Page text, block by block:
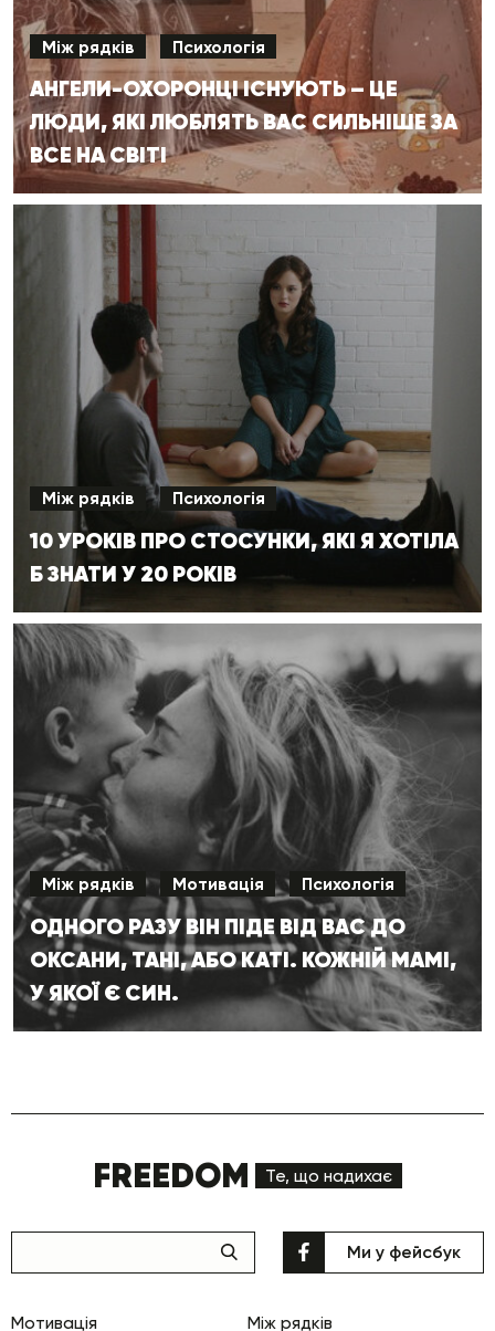
Між рядків Психологія
АНГЕЛИ-ОХОРОНЦІ ІСНУЮТЬ – ЦЕ
ЛЮДИ, ЯКІ ЛЮБЛЯТЬ ВАС СИЛЬНІШЕ ЗА
ВСЕ НА СВІТІ
Між рядків Психологія
10 УРОКІВ ПРО СТОСУНКИ, ЯКІ Я ХОТІЛА
Б ЗНАТИ У 20 РОКІВ
Між рядків Мотивація Психологія
ОДНОГО РАЗУ ВІН ПІДЕ ВІД ВАС ДО
ОКСАНИ, ТАНІ, АБО КАТІ. КОЖНІЙ МАМІ,
У ЯКОЇ Є СИН.
FREEDOM Те, що надихає
Мотивація Між рядків
Ми у фейсбук